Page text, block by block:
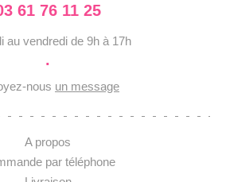
61 76 11 25
au vendredi de 9h à 17h
·
nous un message
A propos
par téléphone